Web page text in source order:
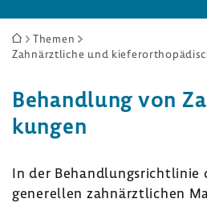
Sie
sind
Themen
Zahnärztliche und
Behand­lung von
kungen
In der Behand­lungs­richt­linie
gene­rellen zahn­ärzt­li­chen